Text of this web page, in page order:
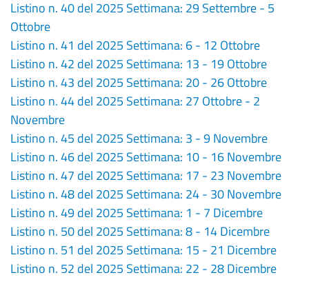
Listino n. 40 del 2025 Settimana: 29 Settembre - 5
Ottobre
Listino n. 41 del 2025 Settimana: 6 - 12 Ottobre
Listino n. 42 del 2025 Settimana: 13 - 19 Ottobre
Listino n. 43 del 2025 Settimana: 20 - 26 Ottobre
Listino n. 44 del 2025 Settimana: 27 Ottobre - 2
Novembre
Listino n. 45 del 2025 Settimana: 3 - 9 Novembre
Listino n. 46 del 2025 Settimana: 10 - 16 Novembre
Listino n. 47 del 2025 Settimana: 17 - 23 Novembre
Listino n. 48 del 2025 Settimana: 24 - 30 Novembre
Listino n. 49 del 2025 Settimana: 1 - 7 Dicembre
Listino n. 50 del 2025 Settimana: 8 - 14 Dicembre
Listino n. 51 del 2025 Settimana: 15 - 21 Dicembre
Listino n. 52 del 2025 Settimana: 22 - 28 Dicembre